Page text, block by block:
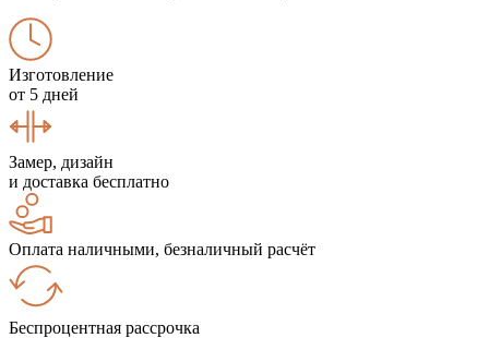
Изготовление
от 5 дней
Замер, дизайн
и доставка бесплатно
Оплата наличными, безналичный расчёт
Беспроцентная рассрочка